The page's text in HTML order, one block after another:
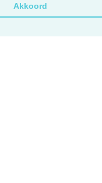
Akkoord